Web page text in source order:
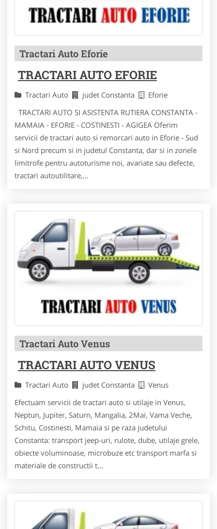
Tractari Auto Eforie
TRACTARI AUTO EFORIE
Tractari Auto judet Constanta
Eforie
TRACTARI AUTO SI ASISTENTA RUTIERA CONSTANTA -
MAMAIA - EFORIE - COSTINESTI - AGIGEA Oferim
servicii de tractari auto si remorcari auto in Eforie - Sud
si Nord precum si in judetul Constanta, dar si in zonele
limitrofe pentru autoturisme noi, avariate sau defecte,
tractari autoutilitare,...
Tractari Auto Venus
TRACTARI AUTO VENUS
Tractari Auto judet Constanta
Venus
Efectuam servicii de tractari auto si utilaje in Venus,
Neptun, Jupiter, Saturn, Mangalia, 2Mai, Vama Veche,
Schitu, Costinesti, Mamaia si pe raza judetului
Constanta: transport jeep-uri, rulote, dube, utilaje grele,
obiecte voluminoase, microbuze etc transport marfa si
materiale de constructii t...